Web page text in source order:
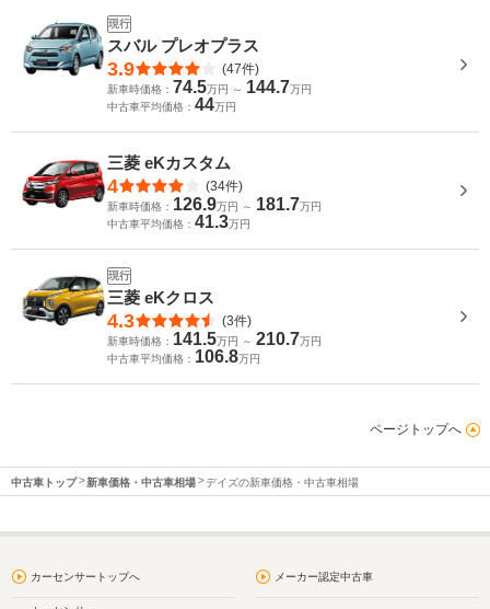
現行
スバル プレオプラス
3.9 (47件)
新車時価格： 74.5万円 ～ 144.7万円
中古車平均価格： 44万円
三菱 eKカスタム
4 (34件)
新車時価格： 126.9万円 ～ 181.7万円
中古車平均価格： 41.3万円
現行
三菱 eKクロス
4.3 (3件)
新車時価格： 141.5万円 ～ 210.7万円
中古車平均価格： 106.8万円
ページトップへ
中古車トップ 新車価格・中古車相場 デイズの新車価格・中古車相場
カーセンサートップへ メーカー認定中古車